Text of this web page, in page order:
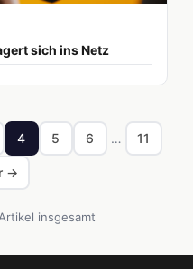
sich ins Netz
4 5 6 … 11
→
insgesamt